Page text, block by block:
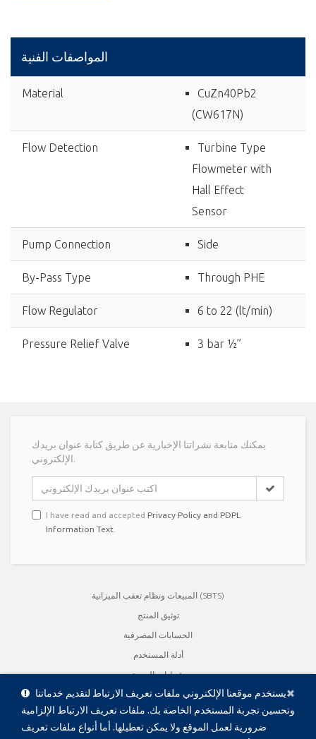
×يستخدم موقعنا الإلكتروني ملفات تعريف الارتباط لتقديم خدماتنا
وتحسين تجربة المستخدم الخاصة بك. ملفات تعريف الارتباط الإلزامية
ضرورية لعمل الموقع ولا يمكن تعطيلها. أما أنواع ملفات تعريف
المواصفات الفنية
Material
CuZn40Pb2
(CW617N)
Flow Detection
Turbine Type
Flowmeter with
Hall Effect
Sensor
Pump Connection Side
By-Pass Type Through PHE
Flow Regulator 6 to 22 (lt/min)
Pressure Relief Valve 3 bar ½”
يمكنك متابعة نشراتنا الإخبارية عن طريق كتابة عنوان بريدك
الإلكتروني.
I have read and accepted Privacy Policy and PDPL
Information Text
المبيعات ونظام تعقب الميزانية (SBTS)
توثيق المنتج
الحسابات المصرفية
أدلة المستخدم
شهادات الجودة
الكتيبات
العرض التعريفي بالمنتج